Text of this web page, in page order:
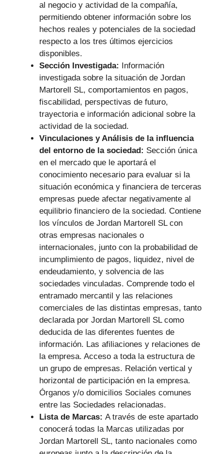
al negocio y actividad de la compañía,
permitiendo obtener información sobre los
hechos reales y potenciales de la sociedad
respecto a los tres últimos ejercicios
disponibles.
Sección Investigada: Información
investigada sobre la situación de Jordan
Martorell SL, comportamientos en pagos,
fiscabilidad, perspectivas de futuro,
trayectoria e información adicional sobre la
actividad de la sociedad.
Vinculaciones y Análisis de la influencia
del entorno de la sociedad: Sección única
en el mercado que le aportará el
conocimiento necesario para evaluar si la
situación económica y financiera de terceras
empresas puede afectar negativamente al
equilibrio financiero de la sociedad. Contiene
los vínculos de Jordan Martorell SL con
otras empresas nacionales o
internacionales, junto con la probabilidad de
incumplimiento de pagos, liquidez, nivel de
endeudamiento, y solvencia de las
sociedades vinculadas. Comprende todo el
entramado mercantil y las relaciones
comerciales de las distintas empresas, tanto
declarada por Jordan Martorell SL como
deducida de las diferentes fuentes de
información. Las afiliaciones y relaciones de
la empresa. Acceso a toda la estructura de
un grupo de empresas. Relación vertical y
horizontal de participación en la empresa.
Órganos y/o domicilios Sociales comunes
entre las Sociedades relacionadas.
Lista de Marcas: A través de este apartado
conocerá todas la Marcas utilizadas por
Jordan Martorell SL, tanto nacionales como